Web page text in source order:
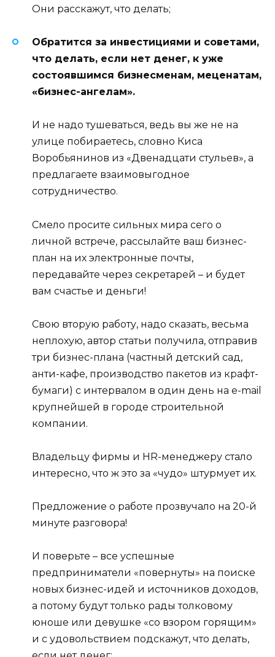
Они расскажут, что делать;
Обратится за инвестициями и советами,
что делать, если нет денег, к уже
состоявшимся бизнесменам, меценатам,
«бизнес-ангелам».
И не надо тушеваться, ведь вы же не на
улице побираетесь, словно Киса
Воробьянинов из «Двенадцати стульев», а
предлагаете взаимовыгодное
сотрудничество.
Смело просите сильных мира сего о
личной встрече, рассылайте ваш бизнес-
план на их электронные почты,
передавайте через секретарей – и будет
вам счастье и деньги!
Свою вторую работу, надо сказать, весьма
неплохую, автор статьи получила, отправив
три бизнес-плана (частный детский сад,
анти-кафе, производство пакетов из крафт-
бумаги) с интервалом в один день на e-mail
крупнейшей в городе строительной
компании.
Владельцу фирмы и HR-менеджеру стало
интересно, что ж это за «чудо» штурмует их.
Предложение о работе прозвучало на 20-й
минуте разговора!
И поверьте – все успешные
предприниматели «повернуты» на поиске
новых бизнес-идей и источников доходов,
а потому будут только рады толковому
юноше или девушке «со взором горящим»
и с удовольствием подскажут, что делать,